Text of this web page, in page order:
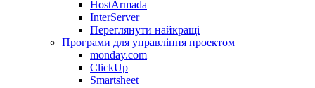
HostArmada
InterServer
Переглянути найкращі
Програми для управління проектом
monday.com
ClickUp
Smartsheet